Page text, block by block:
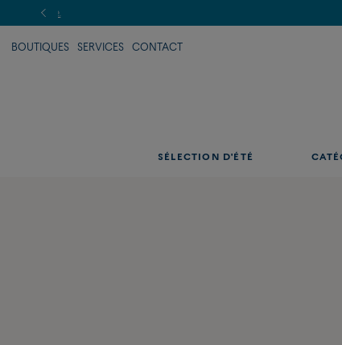
BOUTIQUES SERVICES CONTACT
SÉLECTION D'ÉTÉ